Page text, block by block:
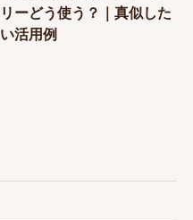
リーどう使う？｜真似した
い活用例